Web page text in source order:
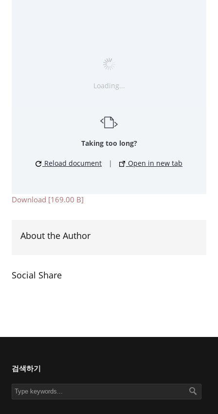
Loading...
Taking too long?
Reload document | Open in new tab
Download [169.00 B]
About the Author
Social Share
검색하기